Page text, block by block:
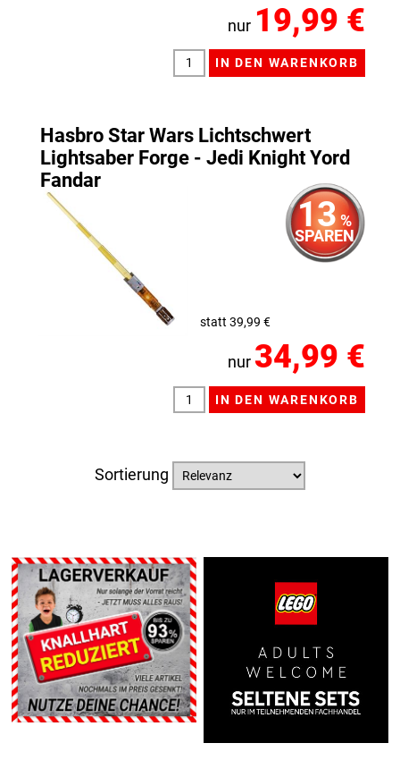
nur 19,99 €
Hasbro Star Wars Lichtschwert
Lightsaber Forge - Jedi Knight Yord
Fandar
13 %
SPAREN
statt 39,99 €
nur34,99 €
Sortierung